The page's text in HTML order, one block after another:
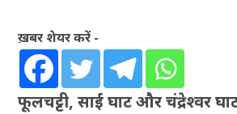
ख़बर शेयर करें -
फूलचट्टी, साईं घाट और चंद्रेश्वर